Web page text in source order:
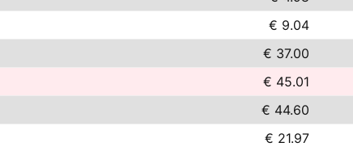
€ 9.04
€ 37.00
€ 45.01
€ 44.60
€ 21.97